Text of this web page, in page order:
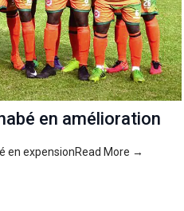
en amélioration
en expensionRead More →